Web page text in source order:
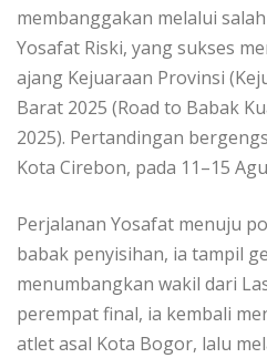
membanggakan melalui
Yosafat Riski, yang sukses
ajang Kejuaraan Provinsi
Barat 2025 (Road to Babak
2025). Pertandingan
Kota Cirebon, pada 11–15
Perjalanan Yosafat menuju
babak penyisihan, ia tampil
menumbangkan wakil dari
perempat final, ia kembali
atlet asal Kota Bogor, lalu